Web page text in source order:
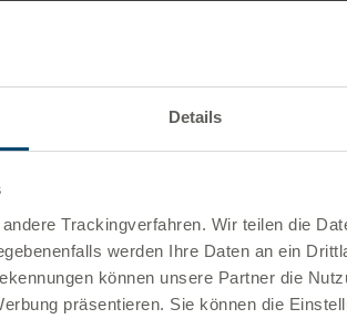
Details
Tracking­verfahren. Wir teilen die
werden Ihre Daten an ein
können unsere Partner die
präsentieren. Sie können die